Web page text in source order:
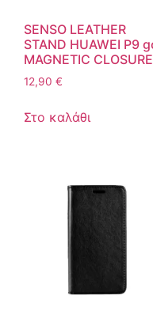
SENSO LEATHER
STAND HUAWEI P9
MAGNETIC CLOSURE
12,90 €
Στο καλάθι